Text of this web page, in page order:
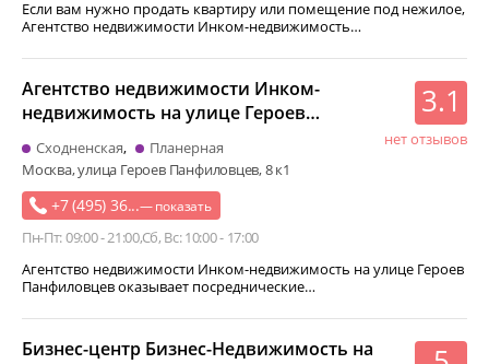
Если вам нужно продать квартиру или помещение под нежилое,
Агентство недвижимости Инком-недвижимость…
+7 (495) 36...— показать
Пн-Пт: 09:00 - 21:00Сб, Вс: 10:00 - 17:00
Агентство недвижимости Инком-
недвижимость на улице Героев
3.1
нет отзывов
Сходненская
Планерная
Москва, улица Героев Панфиловцев, 8 к1
Агентство недвижимости Инком-недвижимость на улице Героев
Панфиловцев оказывает посреднические…
Бизнес-центр Бизнес-Недвижимость на